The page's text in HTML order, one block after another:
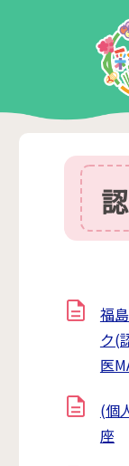
福
ク(
医
(個
座